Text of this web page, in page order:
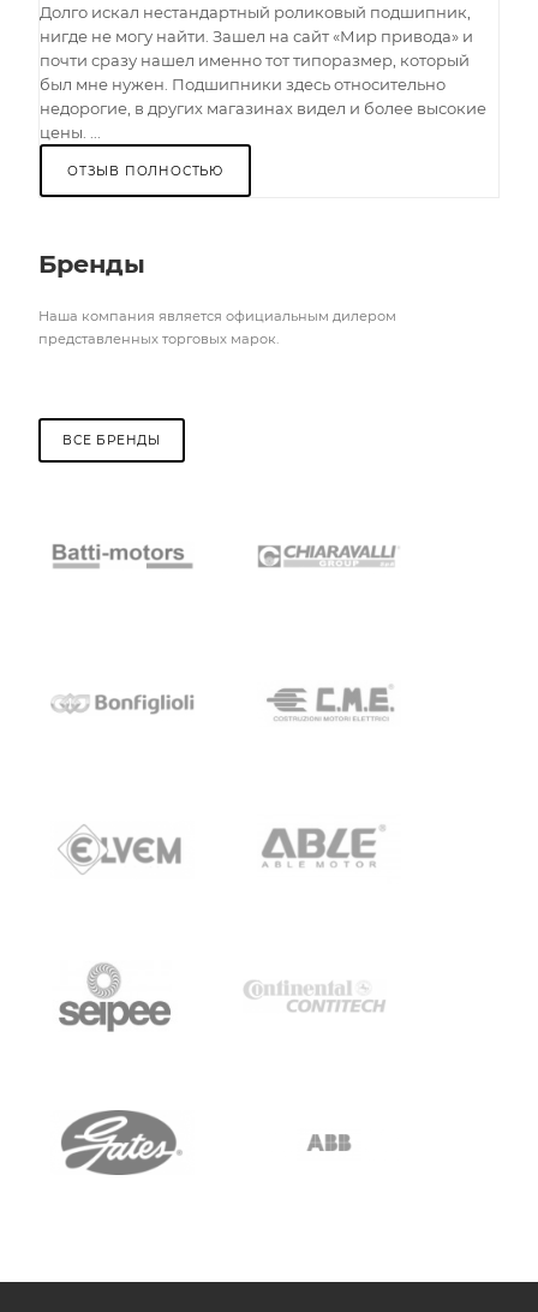
Долго искал нестандартный роликовый подшипник,
нигде не могу найти. Зашел на сайт «Мир привода» и
почти сразу нашел именно тот типоразмер, который
был мне нужен. Подшипники здесь относительно
недорогие, в других магазинах видел и более высокие
цены. ...
ОТЗЫВ ПОЛНОСТЬЮ
Бренды
Наша компания является официальным дилером
представленных торговых марок.
ВСЕ БРЕНДЫ